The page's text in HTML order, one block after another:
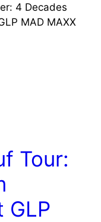
4 Decades
MAD MAXX
Tour:
GLP